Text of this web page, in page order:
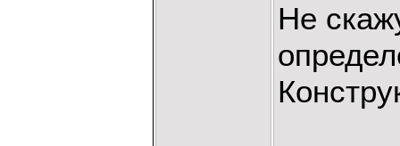
Не